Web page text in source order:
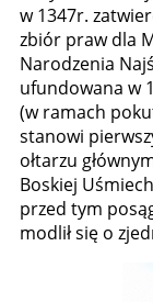
w 1347r.
zbiór praw dla
Narodzenia
ufundowana w
(w ramach
stanowi
ołtarzu
Boskiej
przed tym
modlił się o